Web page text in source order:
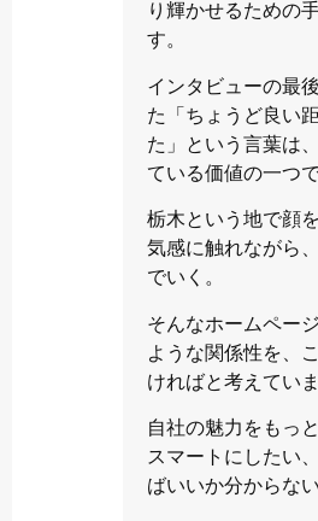
り輝かせるための
す。
インタビューの最
た「ちょうど良い
た」という言葉は
ている価値の一つで
栃木という地で顔
気感に触れながら
でいく。
そんなホームペー
ような関係性を、
ければと考えていま
自社の魅力をもっ
スマートにしたい
ばいいか分からない